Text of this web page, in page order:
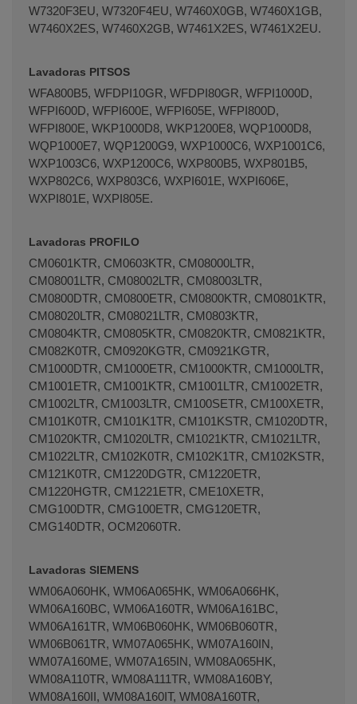
W7320F3EU, W7320F4EU, W7460X0GB, W7460X1GB,
W7460X2ES, W7460X2GB, W7461X2ES, W7461X2EU.
Lavadoras PITSOS
WFA800B5, WFDPI10GR, WFDPI80GR, WFPI1000D,
WFPI600D, WFPI600E, WFPI605E, WFPI800D,
WFPI800E, WKP1000D8, WKP1200E8, WQP1000D8,
WQP1000E7, WQP1200G9, WXP1000C6, WXP1001C6,
WXP1003C6, WXP1200C6, WXP800B5, WXP801B5,
WXP802C6, WXP803C6, WXPI601E, WXPI606E,
WXPI801E, WXPI805E.
Lavadoras PROFILO
CM0601KTR, CM0603KTR, CM08000LTR,
CM08001LTR, CM08002LTR, CM08003LTR,
CM0800DTR, CM0800ETR, CM0800KTR, CM0801KTR,
CM08020LTR, CM08021LTR, CM0803KTR,
CM0804KTR, CM0805KTR, CM0820KTR, CM0821KTR,
CM082K0TR, CM0920KGTR, CM0921KGTR,
CM1000DTR, CM1000ETR, CM1000KTR, CM1000LTR,
CM1001ETR, CM1001KTR, CM1001LTR, CM1002ETR,
CM1002LTR, CM1003LTR, CM100SETR, CM100XETR,
CM101K0TR, CM101K1TR, CM101KSTR, CM1020DTR,
CM1020KTR, CM1020LTR, CM1021KTR, CM1021LTR,
CM1022LTR, CM102K0TR, CM102K1TR, CM102KSTR,
CM121K0TR, CM1220DGTR, CM1220ETR,
CM1220HGTR, CM1221ETR, CME10XETR,
CMG100DTR, CMG100ETR, CMG120ETR,
CMG140DTR, OCM2060TR.
Lavadoras SIEMENS
WM06A060HK, WM06A065HK, WM06A066HK,
WM06A160BC, WM06A160TR, WM06A161BC,
WM06A161TR, WM06B060HK, WM06B060TR,
WM06B061TR, WM07A065HK, WM07A160IN,
WM07A160ME, WM07A165IN, WM08A065HK,
WM08A110TR, WM08A111TR, WM08A160BY,
WM08A160II, WM08A160IT, WM08A160TR,